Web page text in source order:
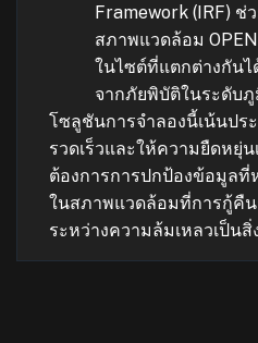
Framework (IRF) ช่
สภาพแวดล้อม
ในไซต์ที่แตกต่างกัน
จากภัยพิบัติในระดับภู
โซลูชันการจำลองนี้เน้นป
รวดเร็วและให้ความยืดหยุ่
ต้องการการปกป้องข้อมูลที่
ในสภาพแวดล้อมที่การกู้คืน
ระหว่างความล้มเหลวเป็น